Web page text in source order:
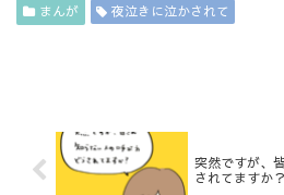
まんが 夜泣きに泣かされて
突然ですが、
されてますか？